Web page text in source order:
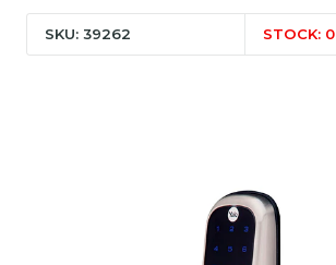
SKU: 39262 STOCK: 0